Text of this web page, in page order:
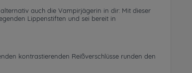
auch die Vampirjägerin in dir: Mit dieser
Lippenstiften und sei bereit in
kontrastierenden Reißverschlüsse runden den